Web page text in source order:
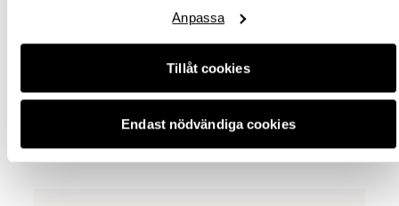
Tillåt cookies
Anpassa
Endast nödvändiga cookies
För mer information, kontakta;
Kristina Hermansson
Corporate Communications Manager
Telefon: 46 (0)31 739 50 70